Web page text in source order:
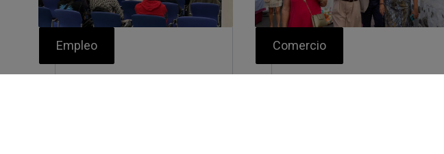
Empleo Comercio